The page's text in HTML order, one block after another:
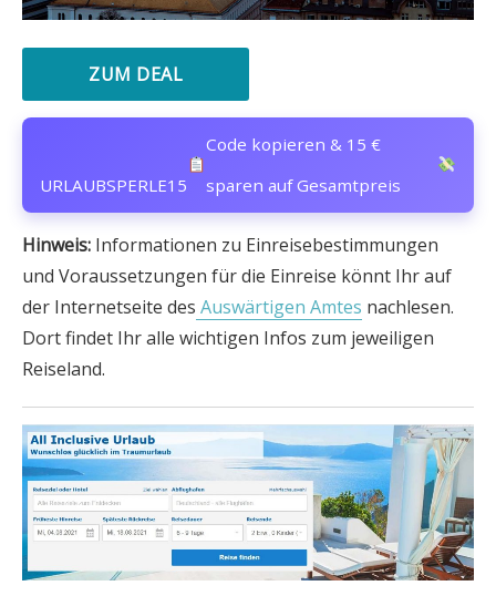
ZUM DEAL
URLAUBSPERLE15
Code kopieren & 15 €
sparen auf Gesamtpreis
Hinweis: Informationen zu Einreisebestimmungen
und Voraussetzungen für die Einreise könnt Ihr auf
der Internetseite des Auswärtigen Amtes nachlesen.
Dort findet Ihr alle wichtigen Infos zum jeweiligen
Reiseland.